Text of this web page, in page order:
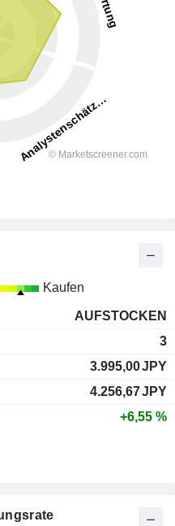
Kaufen
AUFSTOCKEN
3
3.995,00JPY
4.256,67JPY
+6,55 %